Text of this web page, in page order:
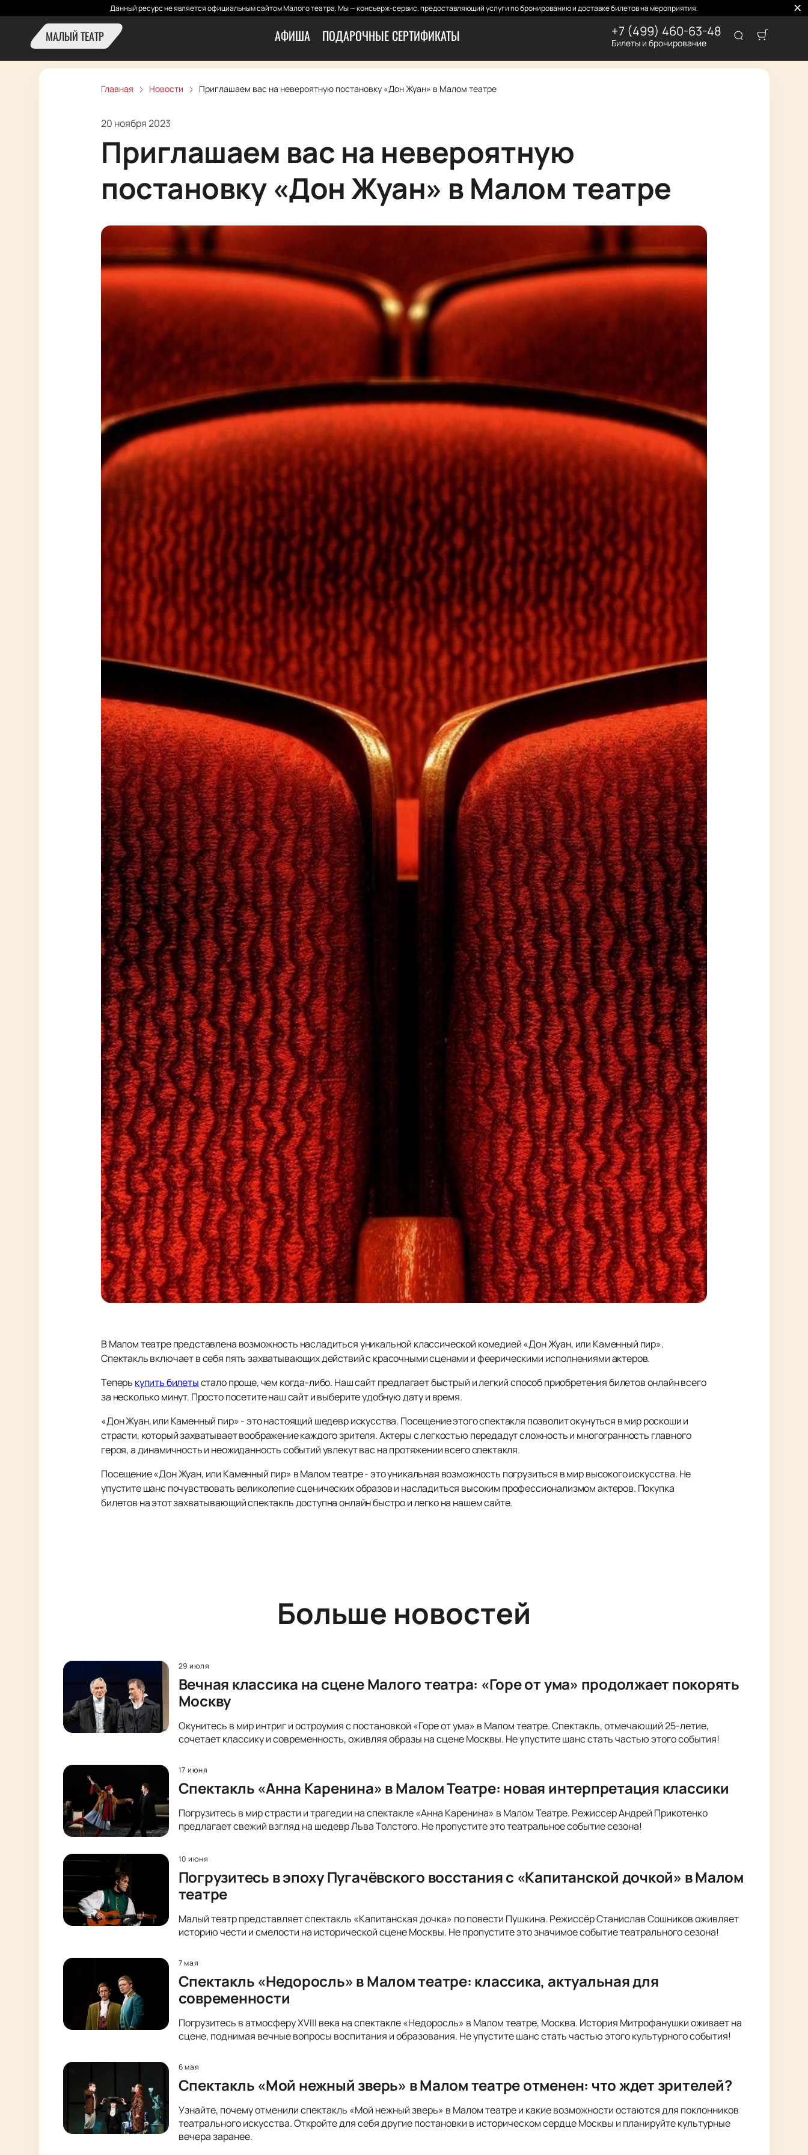
Данный ресурс не является официальным сайтом Малого театра. Мы — консьерж-сервис, предоставляющий услуги по бронированию и доставке билетов на мероприятия.
МАЛЫЙ ТЕАТР АФИША ПОДАРОЧНЫЕ СЕРТИФИКАТЫ +7 (499) 460-63-48
Билеты и бронирование
Главная Новости Приглашаем вас на невероятную постановку «Дон Жуан» в Малом театре
20 ноября 2023
Приглашаем вас на невероятную
постановку «Дон Жуан» в Малом театре
В Малом театре представлена возможность насладиться уникальной классической комедией «Дон Жуан, или Каменный пир».
Спектакль включает в себя пять захватывающих действий с красочными сценами и феерическими исполнениями актеров.
Теперь купить билетыстало проще, чем когда-либо. Наш сайт предлагает быстрый и легкий способ приобретения билетов онлайн всего
за несколько минут. Просто посетите наш сайт и выберите удобную дату и время.
«Дон Жуан, или Каменный пир» - это настоящий шедевр искусства. Посещение этого спектакля позволит окунуться в мир роскоши и
страсти, который захватывает воображение каждого зрителя. Актеры с легкостью передадут сложность и многогранность главного
героя, а динамичность и неожиданность событий увлекут вас на протяжении всего спектакля.
Посещение «Дон Жуан, или Каменный пир» в Малом театре - это уникальная возможность погрузиться в мир высокого искусства. Не
упустите шанс почувствовать великолепие сценических образов и насладиться высоким профессионализмом актеров. Покупка
билетов на этот захватывающий спектакль доступна онлайн быстро и легко на нашем сайте.
Больше новостей
29 июля
Вечная классика на сцене Малого театра: «Горе от ума» продолжает покорять
Москву
Окунитесь в мир интриг и остроумия с постановкой «Горе от ума» в Малом театре. Спектакль, отмечающий 25-летие,
сочетает классику и современность, оживляя образы на сцене Москвы. Не упустите шанс стать частью этого события!
17 июня
Спектакль «Анна Каренина» в Малом Театре: новая интерпретация классики
Погрузитесь в мир страсти и трагедии на спектакле «Анна Каренина» в Малом Театре. Режиссер Андрей Прикотенко
предлагает свежий взгляд на шедевр Льва Толстого. Не пропустите это театральное событие сезона!
10 июня
Погрузитесь в эпоху Пугачёвского восстания с «Капитанской дочкой» в Малом
театре
Малый театр представляет спектакль «Капитанская дочка» по повести Пушкина. Режиссёр Станислав Сошников оживляет
историю чести и смелости на исторической сцене Москвы. Не пропустите это значимое событие театрального сезона!
7 мая
Спектакль «Недоросль» в Малом театре: классика, актуальная для
современности
Погрузитесь в атмосферу XVIII века на спектакле «Недоросль» в Малом театре, Москва. История Митрофанушки оживает на
сцене, поднимая вечные вопросы воспитания и образования. Не упустите шанс стать частью этого культурного события!
6 мая
Спектакль «Мой нежный зверь» в Малом театре отменен: что ждет зрителей?
Узнайте, почему отменили спектакль «Мой нежный зверь» в Малом театре и какие возможности остаются для поклонников
театрального искусства. Откройте для себя другие постановки в историческом сердце Москвы и планируйте культурные
вечера заранее.